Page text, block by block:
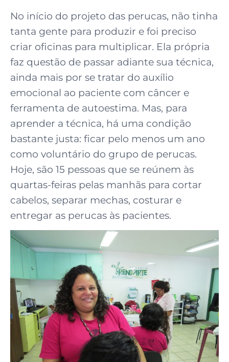
No início do projeto das perucas, não tinha
tanta gente para produzir e foi preciso
criar oficinas para multiplicar. Ela própria
faz questão de passar adiante sua técnica,
ainda mais por se tratar do auxílio
emocional ao paciente com câncer e
ferramenta de autoestima. Mas, para
aprender a técnica, há uma condição
bastante justa: ficar pelo menos um ano
como voluntário do grupo de perucas.
Hoje, são 15 pessoas que se reúnem às
quartas-feiras pelas manhãs para cortar
cabelos, separar mechas, costurar e
entregar as perucas às pacientes.